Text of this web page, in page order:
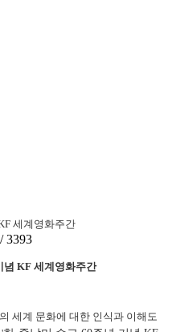
세계영화주간
3393
념 KF 세계영화주간
세계 문화에 대한 인식과 이해도